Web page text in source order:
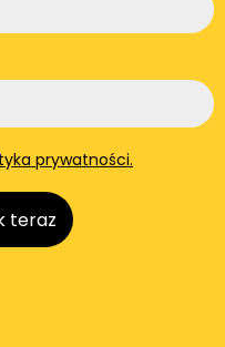
prywatności.
teraz